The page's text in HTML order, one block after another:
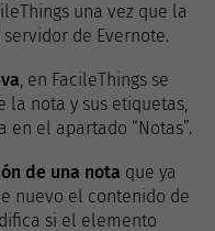
una vez que la
de Evernote.
, en FacileThings se
nota y sus etiquetas,
el apartado “Notas”.
de una nota que ya
nuevo el contenido de
si el elemento